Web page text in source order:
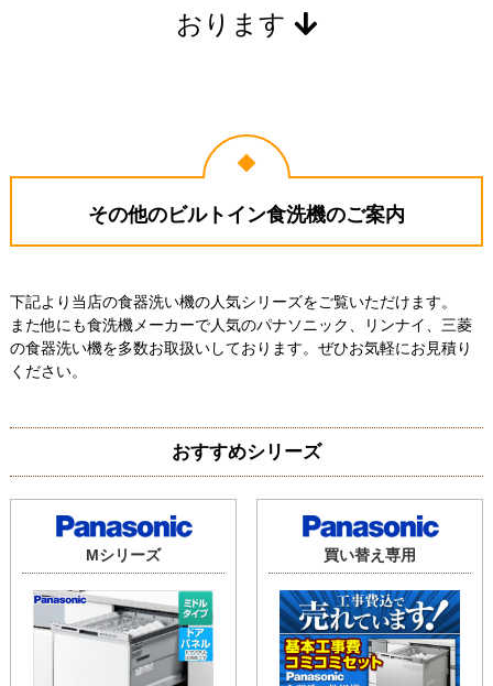
おります
その他のビルトイン食洗機のご案内
下記より当店の食器洗い機の人気シリーズをご覧いただけます。
また他にも食洗機メーカーで人気のパナソニック、リンナイ、三菱
の食器洗い機を多数お取扱いしております。ぜひお気軽にお見積り
ください。
おすすめシリーズ
Mシリーズ 買い替え専用